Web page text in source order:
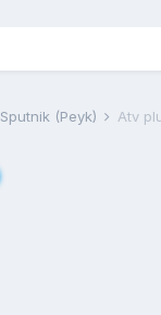
Sputnik (Peyk) Atv